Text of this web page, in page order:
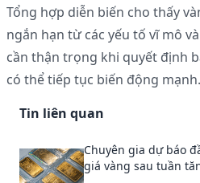
Tổng hợp diễn biến cho thấy
ngắn hạn từ các yếu tố vĩ mô
cần thận trọng khi quyết định
có thể tiếp tục biến động mạnh.
Tin liên quan
Chuyên gia dự báo
giá vàng sau tuần